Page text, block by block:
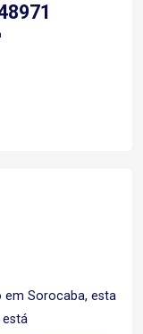
em Sorocaba, esta
está